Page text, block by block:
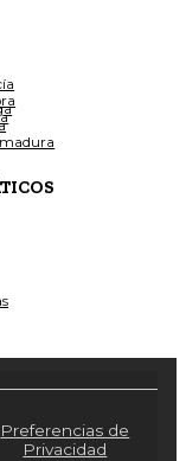
Preferencias de
Privacidad